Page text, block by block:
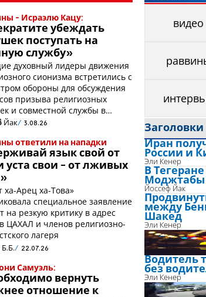
- Исраэлю Кацу:
убеждать
поступать на
службу»
духовный лидеры движения
сионизма встретились с
обороны для обсуждения
призыва религиозных
и совместной службы в
Йак 3.08.26
ответили на нападки
язык свой от
уста свои - от лживых
ха-Арец ха-Това»
специальное заявление
на резкую критику в адрес
ЦАХАЛ и членов религиозно-
лагеря
Б.Б. 22.07.26
Самуэль:
вернуть
отношение к
видео
Заголовки
Иран
России и
Эли Кенер
В
Йоссеф Йак
между
Шакед
Эли Кенер
Водитель
без
Эли Кенер